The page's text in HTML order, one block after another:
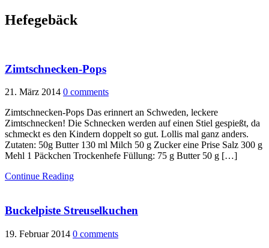
Hefegebäck
Zimtschnecken-Pops
21. März 2014 0 comments
Zimtschnecken-Pops Das erinnert an Schweden, leckere
Zimtschnecken! Die Schnecken werden auf einen Stiel gespießt, da
schmeckt es den Kindern doppelt so gut. Lollis mal ganz anders.
Zutaten: 50g Butter 130 ml Milch 50 g Zucker eine Prise Salz 300 g
Mehl 1 Päckchen Trockenhefe Füllung: 75 g Butter 50 g […]
Continue Reading
Buckelpiste Streuselkuchen
19. Februar 2014 0 comments